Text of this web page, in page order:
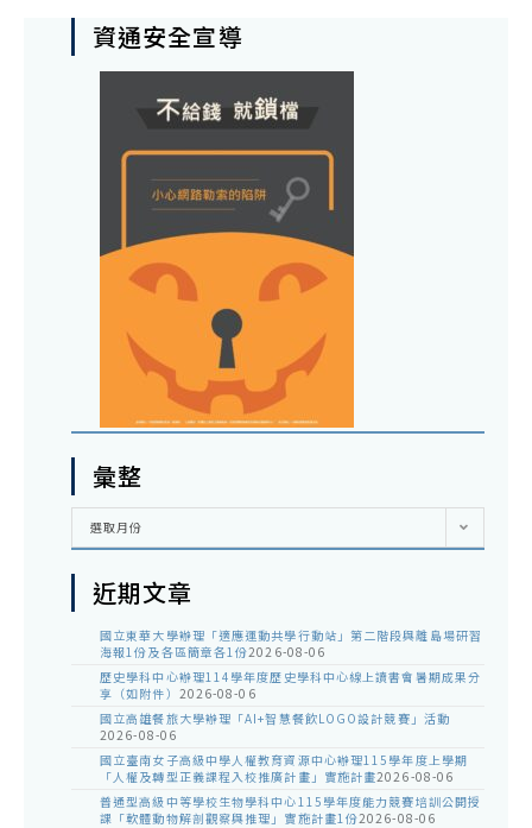
資通安全宣導
彙整
彙
選取月份
近期文章
國立東華大學辦理「適應運動共學行動站」第二階段與離島場研習
海報1份及各區簡章各1份2026-08-06
歷史學科中心辦理114學年度歷史學科中心線上讀書會暑期成果分
享（如附件） 2026-08-06
國立高雄餐旅大學辦理「AI+智慧餐飲LOGO設計競賽」活動
2026-08-06
國立臺南女子高級中學人權教育資源中心辦理115學年度上學期
「人權及轉型正義課程入校推廣計畫」實施計畫2026-08-06
普通型高級中等學校生物學科中心115學年度能力競賽培訓公開授
課「軟體動物解剖觀察與推理」實施計畫1份2026-08-06